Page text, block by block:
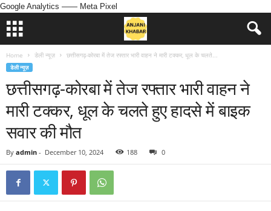
Google Analytics —— Meta Pixel
Home डेली न्यूज़ छत्तीसगढ़-कोरबा में तेज रफ्तार भारी वाहन ने मारी टक्कर, धूल के चलते...
डेली न्यूज़
छत्तीसगढ़-कोरबा में तेज रफ्तार भारी वाहन ने
मारी टक्कर, धूल के चलते हुए हादसे में बाइक
सवार की मौत
By admin - December 10, 2024 188 0